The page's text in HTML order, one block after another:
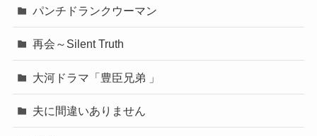
パンチドランクウーマン
再会～Silent Truth
大河ドラマ「豊臣兄弟 」
夫に間違いありません